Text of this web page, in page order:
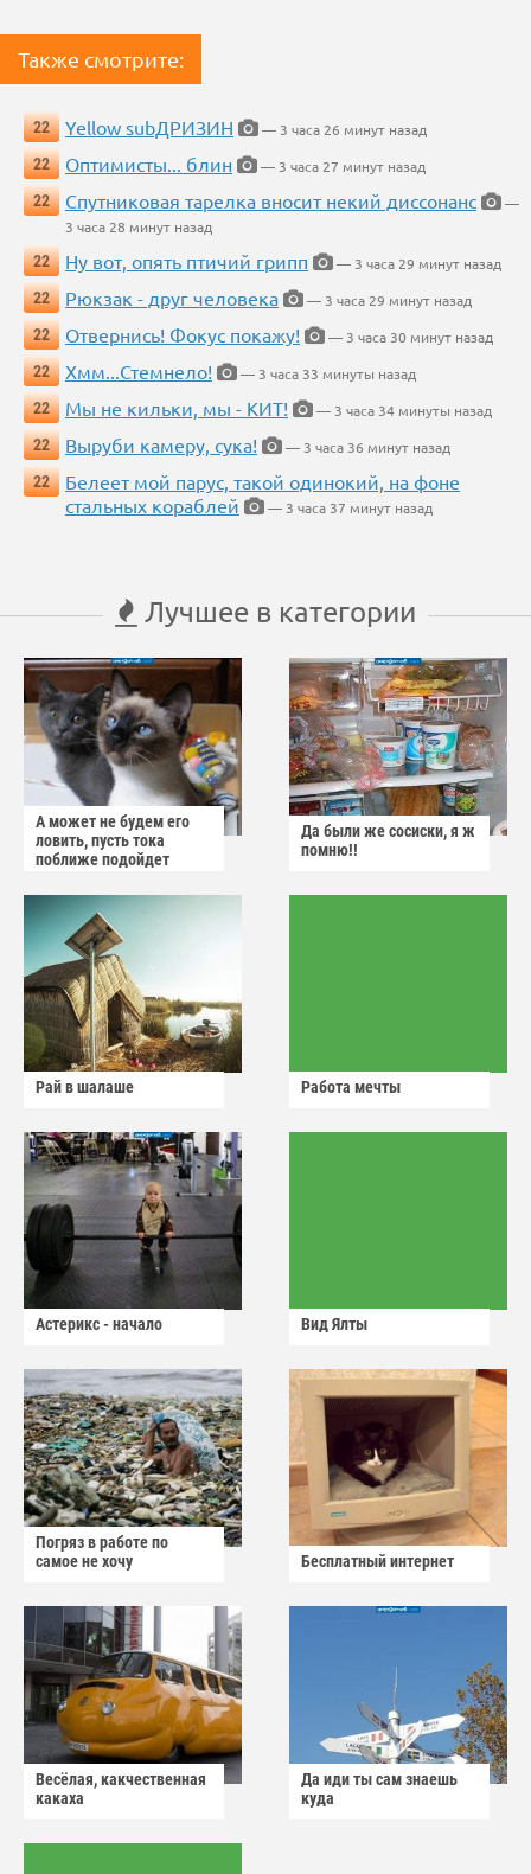
Также смотрите:
22 Yellow subДРИЗИН
— 3 часа 26 минут назад
22
Оптимисты... блин
— 3 часа 27 минут назад
22
Спутниковая тарелка вносит некий диссонанс
—
3 часа 28 минут назад
22
Ну вот, опять птичий грипп
— 3 часа 29 минут назад
22
Рюкзак - друг человека
— 3 часа 29 минут назад
22
Отвернись! Фокус покажу!
— 3 часа 30 минут назад
22
Хмм...Стемнело!
— 3 часа 33 минуты назад
22
Мы не кильки, мы - КИТ!
— 3 часа 34 минуты назад
22
Выруби камеру, сука!
— 3 часа 36 минут назад
22
Белеет мой парус, такой одинокий, на фоне
стальных кораблей
— 3 часа 37 минут назад
Лучшее в категории
А может не будем его
ловить, пусть тока
поближе подойдет
Да были же сосиски, я ж
помню!!
Рай в шалаше Работа мечты
Астерикс - начало Вид Ялты
Погряз в работе по
самое не хочу
Бесплатный интернет
Весёлая, какчественная
какаха
Да иди ты сам знаешь
куда